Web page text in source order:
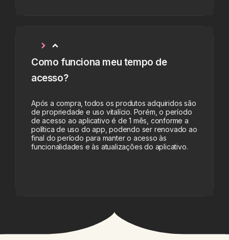
Como funciona meu tempo de
acesso?
Após a compra, todos os produtos adquiridos são
de propriedade e uso vitalício. Porém, o período
de acesso ao aplicativo é de 1 mês, conforme a
política de uso do app, podendo ser renovado ao
final do período para manter o acesso às
funcionalidades e às atualizações do aplicativo.